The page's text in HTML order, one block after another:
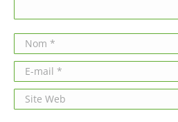
Nom *
E-mail *
Site Web